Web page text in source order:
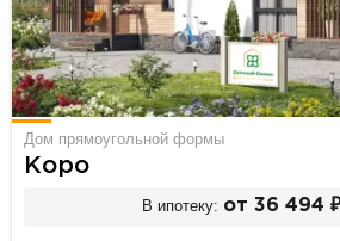
Дом прямоугольной формы
Коро
В ипотеку: от 36 494